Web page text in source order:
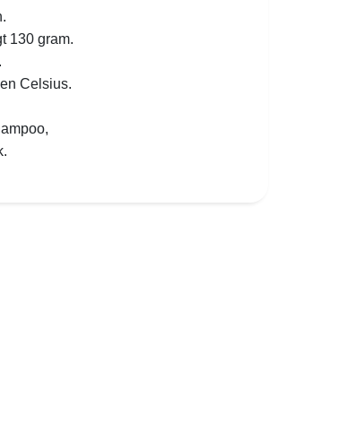
130 gram.
Celsius.